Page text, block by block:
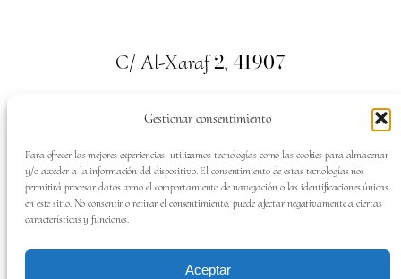
Gestionar consentimiento
Para ofrecer las mejores experiencias, utilizamos tecnologías como las cookies para almacenar
y/o acceder a la información del dispositivo. El consentimiento de estas tecnologías nos
permitirá procesar datos como el comportamiento de navegación o las identificaciones únicas
en este sitio. No consentir o retirar el consentimiento, puede afectar negativamente a ciertas
características y funciones.
Aceptar
C/ Al-Xaraf2, 41907
Valencina de la Concepción. Sevilla
Tel:659700313
SÍGUENOS EN: